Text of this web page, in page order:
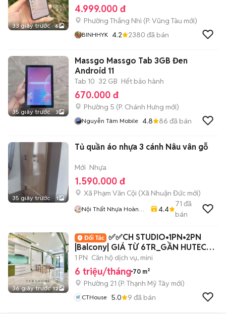
33 giây trước 6
4.999.000 đ
Phường Thắng Nhì (P. Vũng Tàu mới)
BINHHYK 4.2 2380 đã bán
35 giây trước 3
Massgo Massgo Tab 3GB Đen
Android 11
Tab 10 32 GB Hết bảo hành
670.000 đ
Phường 5 (P. Chánh Hưng mới)
Nguyễn Tâm Mobile 4.8 86 đã bán
35 giây trước 1
Tủ quần áo nhựa 3 cánh Nâu vân gỗ
Mới Nhựa
1.590.000 đ
Xã Phạm Văn Cội (Xã Nhuận Đức mới)
Nội Thất Nhựa Hoàng
4.4
71 đã
bán
36 giây trước 12
✅✅CH STUDIO•1PN•2PN
|Balcony| GIÁ TỪ 6TR_GẦN HUTECH,
VLU_Giáp Q1
1 PN Căn hộ dịch vụ, mini
6 triệu/tháng 70 m²
Phường 21 (P. Thạnh Mỹ Tây mới)
CTHouse 5.0 9 đã bán